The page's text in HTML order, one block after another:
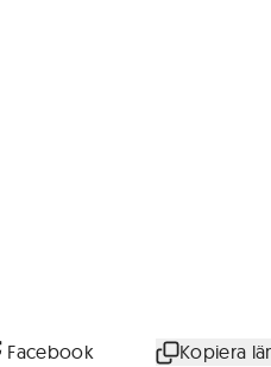
Facebook Kopiera